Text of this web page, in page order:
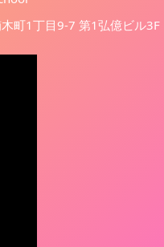
町1丁目9-7 第1弘億ビル3F